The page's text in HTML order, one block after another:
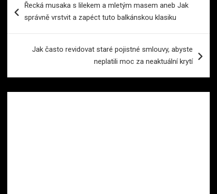
proŘecká musaka s lilekem a mletým masem aneb Jak
správně vrstvit a zapéct tuto balkánskou klasiku
Jak často revidovat staré pojistné smlouvy, abyste
neplatili moc za neaktuální krytí